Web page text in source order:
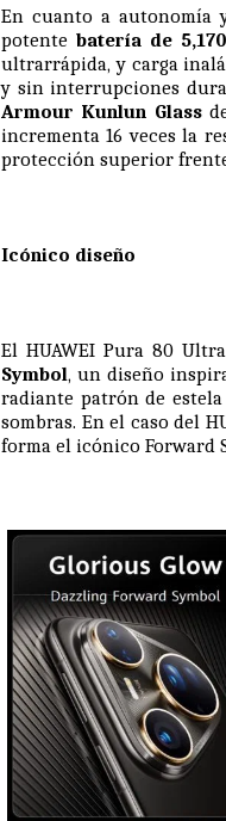
En cuanto a autonomía
potente batería de
ultrarrápida, y carga
y sin interrupciones
Armour Kunlun Glass
incrementa 16 veces la
protección superior
Icónico diseño
El HUAWEI Pura 80
Symbol, un diseño
radiante patrón de
sombras. En el caso del
forma el icónico Forward